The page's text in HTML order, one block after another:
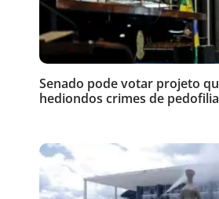
Senado pode votar projeto
hediondos crimes de pedofilia